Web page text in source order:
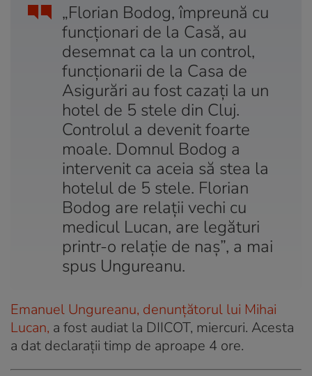
„Florian Bodog, împreună cu
funcţionari de la Casă, au
desemnat ca la un control,
funcţionarii de la Casa de
Asigurări au fost cazaţi la un
hotel de 5 stele din Cluj.
Controlul a devenit foarte
moale. Domnul Bodog a
intervenit ca aceia să stea la
hotelul de 5 stele. Florian
Bodog are relaţii vechi cu
medicul Lucan, are legături
printr-o relaţie de naş”, a mai
spus Ungureanu.
Emanuel Ungureanu, denunțătorul lui Mihai
Lucan, a fost audiat la DIICOT, miercuri. Acesta
a dat declarații timp de aproape 4 ore.